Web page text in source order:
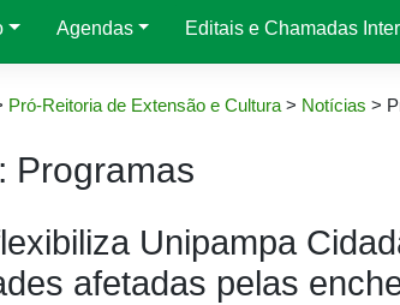
Agendas Editais e Chamadas
Pró-Reitoria de Extensão e Cultura> Notícias >
Programas
Unipampa
afetadas pelas